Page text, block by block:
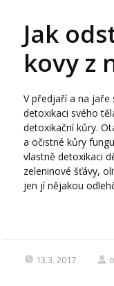
Jak
kovy z
V předjaří a na jaře
detoxikaci svého
detoxikační kůry.
a očistné kůry
vlastně detoxikaci
zeleninové šťávy,
jen jí nějakou
13.3. 2017